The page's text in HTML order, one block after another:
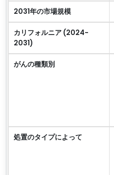
2031年の市場規模
カリフォルニア (2024-
2031)
がんの種類別
処置のタイプによって